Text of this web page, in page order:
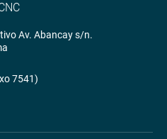
Av. Abancay s/n.
7541)